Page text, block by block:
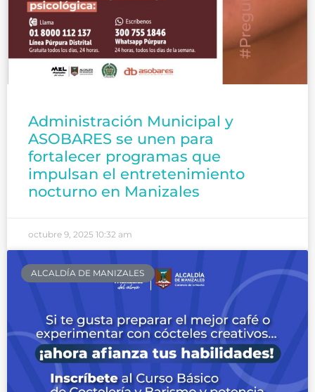
Administración Municipal y
ASOBARES se unen para
fortalecer programas que
impulsan el entretenimiento
nocturno en Manizales
octubre 9, 2025 10:32 am
ALCALDÍA DE MANIZALES